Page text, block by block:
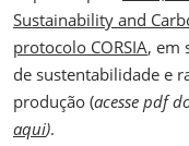
Sustainability and
protocolo CORSIA, em
de sustentabilidade e
produção (acesse pdf
aqui).